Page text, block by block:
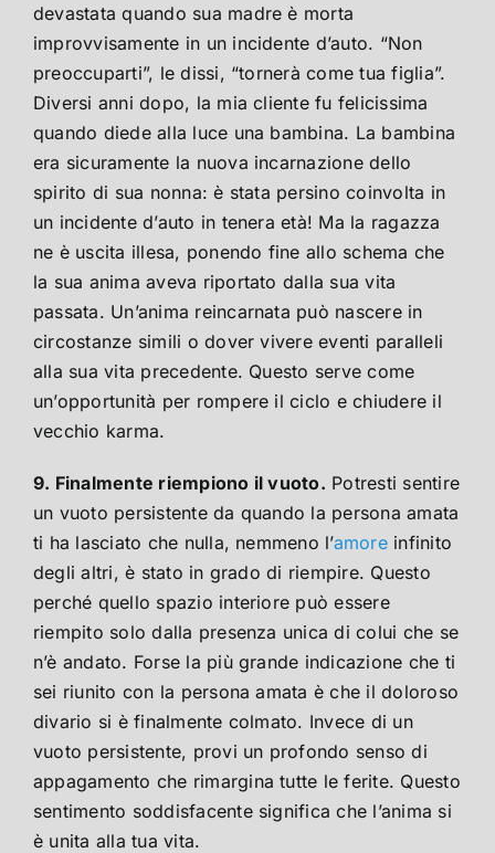
devastata quando sua madre è morta
improvvisamente in un incidente d’auto. “Non
preoccuparti”, le dissi, “tornerà come tua figlia”.
Diversi anni dopo, la mia cliente fu felicissima
quando diede alla luce una bambina. La bambina
era sicuramente la nuova incarnazione dello
spirito di sua nonna: è stata persino coinvolta in
un incidente d’auto in tenera età! Ma la ragazza
ne è uscita illesa, ponendo fine allo schema che
la sua anima aveva riportato dalla sua vita
passata. Un’anima reincarnata può nascere in
circostanze simili o dover vivere eventi paralleli
alla sua vita precedente. Questo serve come
un’opportunità per rompere il ciclo e chiudere il
vecchio karma.
9. Finalmente riempiono il vuoto. Potresti sentire
un vuoto persistente da quando la persona amata
ti ha lasciato che nulla, nemmeno l’amoreinfinito
degli altri, è stato in grado di riempire. Questo
perché quello spazio interiore può essere
riempito solo dalla presenza unica di colui che se
n’è andato. Forse la più grande indicazione che ti
sei riunito con la persona amata è che il doloroso
divario si è finalmente colmato. Invece di un
vuoto persistente, provi un profondo senso di
appagamento che rimargina tutte le ferite. Questo
sentimento soddisfacente significa che l’anima si
è unita alla tua vita.